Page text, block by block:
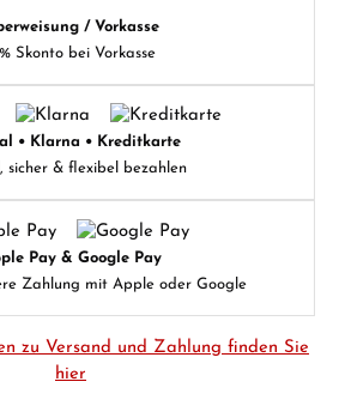
/ Vorkasse
Skonto bei Vorkasse
• Klarna • Kreditkarte
sicher & flexibel bezahlen
Pay & Google Pay
Zahlung mit Apple oder Google
zu Versand und Zahlung finden Sie
hier